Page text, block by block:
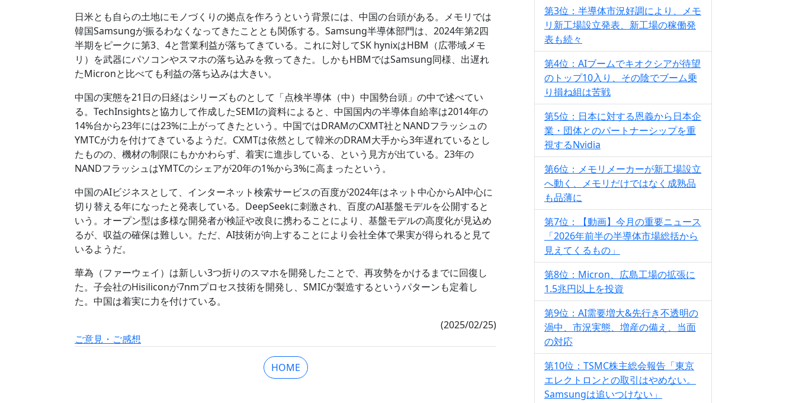
日米とも自らの土地にモノづくりの拠点を作ろうという背景には、中国の台頭がある。メモリでは
韓国Samsungが振るわなくなってきたこととも関係する。Samsung半導体部門は、2024年第2四
半期をピークに第3、4と営業利益が落ちてきている。これに対してSK hynixはHBM（広帯域メモ
リ）を武器にパソコンやスマホの落ち込みを救ってきた。しかもHBMではSamsung同様、出遅れ
たMicronと比べても利益の落ち込みは大きい。
中国の実態を21日の日経はシリーズものとして「点検半導体（中）中国勢台頭」の中で述べてい
る。TechInsightsと協力して作成したSEMIの資料によると、中国国内の半導体自給率は2014年の
14%台から23年には23%に上がってきたという。中国ではDRAMのCXMT社とNANDフラッシュの
YMTCが力を付けてきているようだ。CXMTは依然として韓米のDRAM大手から3年遅れているとし
たものの、機材の制限にもかかわらず、着実に進歩している、という見方が出ている。23年の
NANDフラッシュはYMTCのシェアが20年の1%から3%に高まったという。
中国のAIビジネスとして、インターネット検索サービスの百度が2024年はネット中心からAI中心に
切り替える年になったと発表している。DeepSeekに刺激され、百度のAI基盤モデルを公開すると
いう。オープン型は多様な開発者が検証や改良に携わることにより、基盤モデルの高度化が見込め
るが、収益の確保は難しい。ただ、AI技術が向上することにより会社全体で果実が得られると見て
いるようだ。
華為（ファーウェイ）は新しい3つ折りのスマホを開発したことで、再攻勢をかけるまでに回復し
た。子会社のHisiliconが7nmプロセス技術を開発し、SMICが製造するというパターンも定着し
た。中国は着実に力を付けている。
(2025/02/25)
ご意見・ご感想
HOME
第3位：半導体市況好調により、メモ
リ新工場設立発表、新工場の稼働発
表も続々
第4位：AIブームでキオクシアが待望
のトップ10入り、その陰でブーム乗
り損ね組は苦戦
第5位：日本に対する恩義から日本企
業・団体とのパートナーシップを重
視するNvidia
第6位：メモリメーカーが新工場設立
へ動く、メモリだけではなく成熟品
も品薄に
第7位：【動画】今月の重要ニュース
「2026年前半の半導体市場総括から
見えてくるもの」
第8位：Micron、広島工場の拡張に
1.5兆円以上を投資
第9位：AI需要増大&先行き不透明の
渦中、市況実態、増産の備え、当面
の対応
第10位：TSMC株主総会報告「東京
エレクトロンとの取引はやめない。
Samsungは追いつけない」